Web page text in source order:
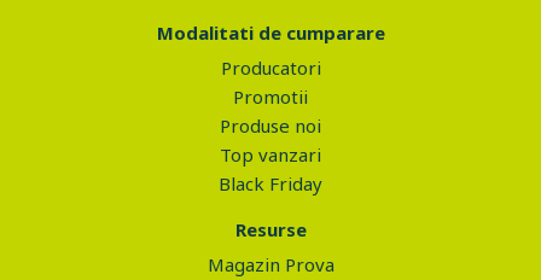
Modalitati de cumparare
Producatori
Promotii
Produse noi
Top vanzari
Black Friday
Resurse
Magazin Prova